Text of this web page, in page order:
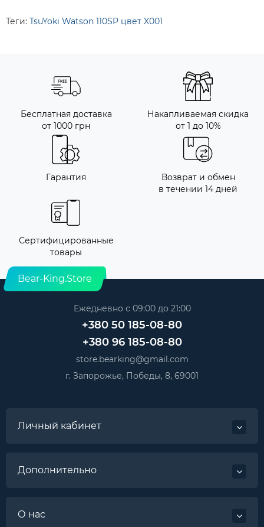
Теги: TsuYoki Watson 110SP цвет X001
Бесплатная доставка
от 1000 грн
Накапливаемая скидка
от 1 до 10%
Гарантия
Возврат и обмен
в течении 14 дней
Сертифицированные
товары
Bear-King.Store
Ежедневно с 09:00 до 21:00
+380 50 185-08-80
+380 96 185-08-80
store.bearking@gmail.com
г. Запорожье, Победы, 8, 69001
Личный кабинет
Дополнительно
О нас